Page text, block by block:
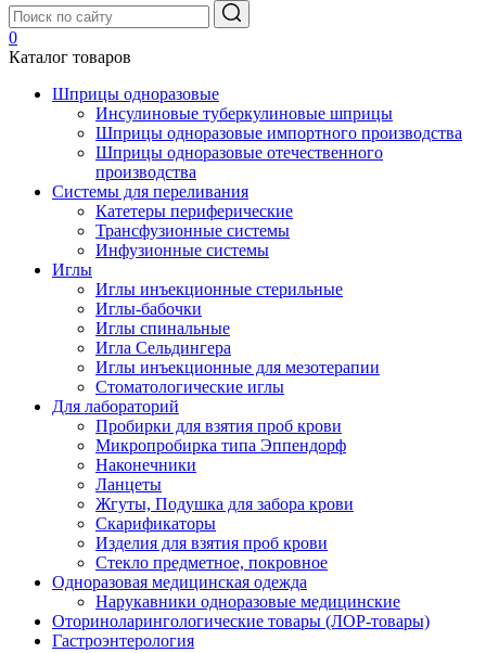
0
Каталог товаров
Шприцы одноразовые
Инсулиновые туберкулиновые шприцы
Шприцы одноразовые импортного производства
Шприцы одноразовые отечественного
производства
Системы для переливания
Катетеры периферические
Трансфузионные системы
Инфузионные системы
Иглы
Иглы инъекционные стерильные
Иглы-бабочки
Иглы спинальные
Игла Сельдингера
Иглы инъекционные для мезотерапии
Стоматологические иглы
Для лабораторий
Пробирки для взятия проб крови
Микропробирка типа Эппендорф
Наконечники
Ланцеты
Жгуты, Подушка для забора крови
Скарификаторы
Изделия для взятия проб крови
Стекло предметное, покровное
Одноразовая медицинская одежда
Нарукавники одноразовые медицинские
Оториноларингологические товары (ЛОР-товары)
Гастроэнтерология